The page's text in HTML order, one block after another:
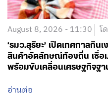
August 8, 2026 - 11:30 โ
‘รมว.สุริยะ’ เปิดเทศกาลกิน
สินค้าอัตลักษณ์ท้องถิ่น เชื่อ
พร้อมขับเคลื่อนเศรษฐกิจฐ
อ่านต่อ